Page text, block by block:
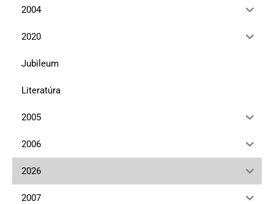
2004
2020
Jubileum
Literatúra
2005
2006
2026
2007